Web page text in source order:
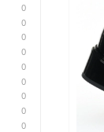
0
0
0
0
0
0
0
0
0